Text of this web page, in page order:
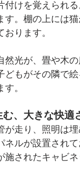
付けを覚えられ
す。棚の上には
ります。
然光が、畳や木
どもがその隣で
。
、大きな快適
が走り、照明は
ネルが設置され
施されたキャビ